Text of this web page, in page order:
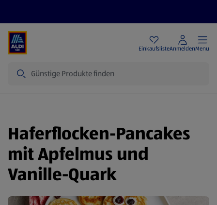
EinkaufslisteAnmeldenMenu
Haferflocken-Pancakes
mit Apfelmus und
Vanille-Quark